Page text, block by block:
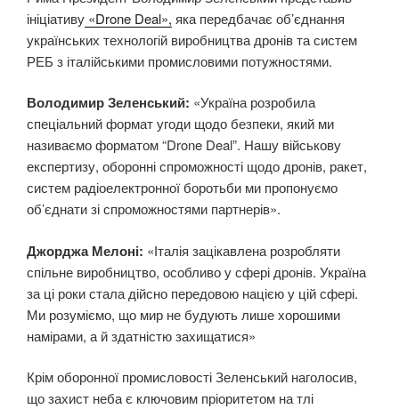
ініціативу «Drone Deal», яка передбачає об’єднання
українських технологій виробництва дронів та систем
РЕБ з італійськими промисловими потужностями.
Володимир Зеленський: «Україна розробила
спеціальний формат угоди щодо безпеки, який ми
називаємо форматом “Drone Deal”. Нашу військову
експертизу, оборонні спроможності щодо дронів, ракет,
систем радіоелектронної боротьби ми пропонуємо
об’єднати зі спроможностями партнерів».
Джорджа Мелоні: «Італія зацікавлена розробляти
спільне виробництво, особливо у сфері дронів. Україна
за ці роки стала дійсно передовою нацією у цій сфері.
Ми розуміємо, що мир не будують лише хорошими
намірами, а й здатністю захищатися»
Крім оборонної промисловості Зеленський наголосив,
що захист неба є ключовим пріоритетом на тлі